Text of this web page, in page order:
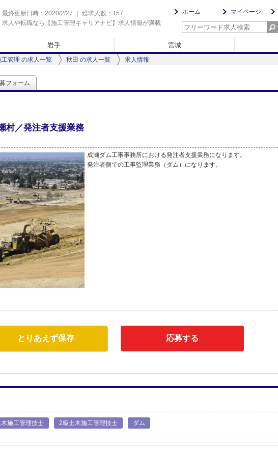
求人や転職なら【施工管理キャリアナビ】求人情報が満載
最終更新日時：2020/2/27 ｜ 総求人数：157 ホーム マイページ
岩手 宮城
工管理 の求人一覧 秋田 の求人一覧 求人情報
フォーム
村／発注者支援業務
成瀬ダム工事事務所における発注者支援業務になります。
発注者側での工事監理業務（ダム）になります。
とりあえず保存 応募する
施工管理技士 2級土木施工管理技士 ダム